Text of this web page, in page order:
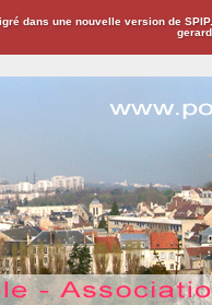
dans une nouvelle version de